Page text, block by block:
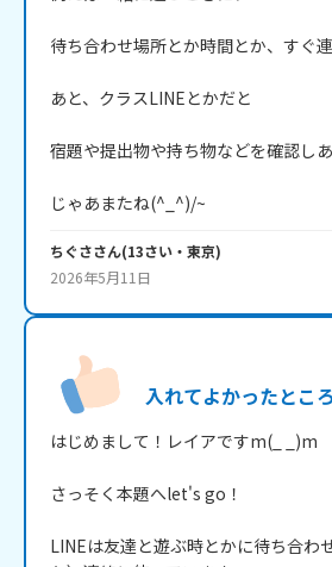
待ち合わせ場所とか時間とか、すぐ
あと、クラスLINEとかだと
宿題や提出物や持ち物などを確認し
じゃあまたね(^_^)/~
ちぐささん(13さい・ 東京)
2026年5月11日
入れてよかったとこ
はじめまして！レイアですm(_ _)m
さっそく本題へlet's go！
LINEは友達と遊ぶ時とかに待ち合わ